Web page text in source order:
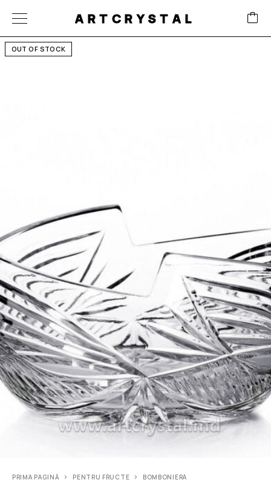
ARTCRYSTAL
OUT OF STOCK
PRIMA PAGINĂ PENTRU FRUCTE BOMBONIERA